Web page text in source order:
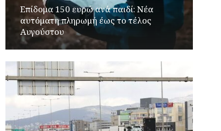
Επίδομα 150 ευρώ ανά παιδί: Νέα
αυτόματη πληρωμή έως το τέλος
Αυγούστου